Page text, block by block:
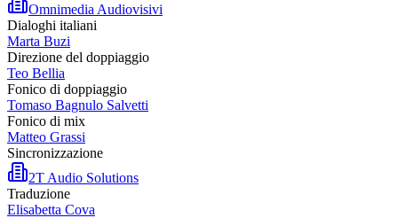
Omnimedia Audiovisivi
Dialoghi italiani
Marta Buzi
Direzione del doppiaggio
Teo Bellia
Fonico di doppiaggio
Tomaso Bagnulo Salvetti
Fonico di mix
Matteo Grassi
Sincronizzazione
2T Audio Solutions
Traduzione
Elisabetta Cova